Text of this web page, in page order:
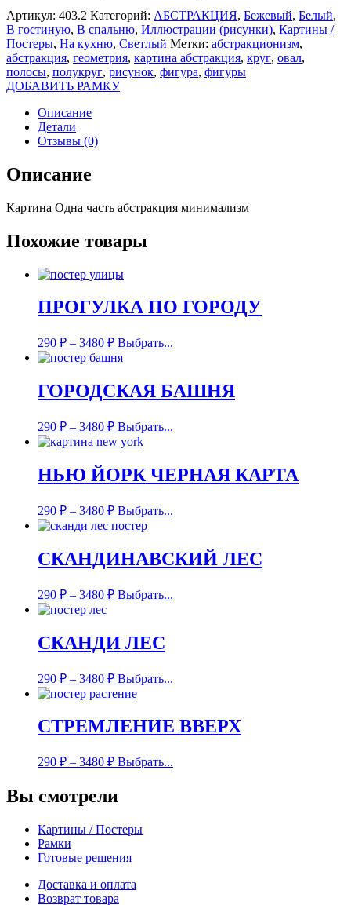
Артикул: 403.2 Категорий: АБСТРАКЦИЯ, Бежевый, Белый,
В гостиную, В спальню, Иллюстрации (рисунки), Картины /
Постеры, На кухню, Светлый Метки: абстракционизм,
абстракция, геометрия, картина абстракция, круг, овал,
полосы, полукруг, рисунок, фигура, фигуры
ДОБАВИТЬ РАМКУ
Описание
Детали
Отзывы (0)
Описание
Картина Одна часть абстракция минимализм
Похожие товары
ПРОГУЛКА ПО ГОРОДУ
290 ₽ – 3480 ₽ Выбрать...
ГОРОДСКАЯ БАШНЯ
290 ₽ – 3480 ₽ Выбрать...
НЬЮ ЙОРК ЧЕРНАЯ КАРТА
290 ₽ – 3480 ₽ Выбрать...
СКАНДИНАВСКИЙ ЛЕС
290 ₽ – 3480 ₽ Выбрать...
СКАНДИ ЛЕС
290 ₽ – 3480 ₽ Выбрать...
СТРЕМЛЕНИЕ ВВЕРХ
290 ₽ – 3480 ₽ Выбрать...
Вы смотрели
Картины / Постеры
Рамки
Готовые решения
Доставка и оплата
Возврат товара